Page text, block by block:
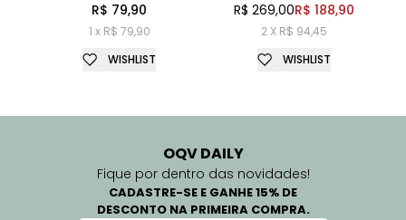
R$ 79,90
1 x R$ 79,90
WISHLIST
R$ 269,00R$ 188,90
2 X R$ 94,45
WISHLIST
OQV DAILY
Fique por dentro das novidades!
CADASTRE-SE E GANHE 15% DE
DESCONTO NA PRIMEIRA COMPRA.